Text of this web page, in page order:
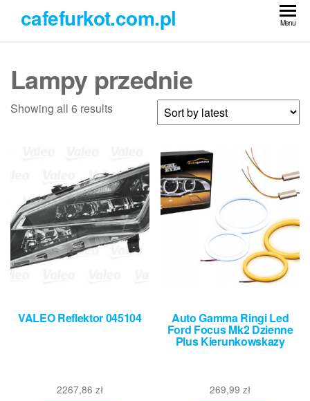
treści
cafefurkot.com.pl Menu
Lampy przednie
Showing all 6 results
VALEO Reflektor 045104
2267,86 zł
Auto Gamma Ringi Led
Ford Focus Mk2 Dzienne
Plus Kierunkowskazy
269,99zł